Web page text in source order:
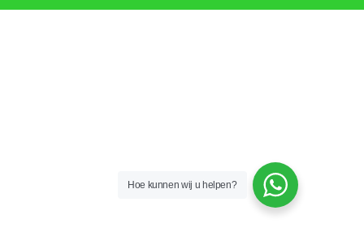
Hoe kunnen wij u helpen?